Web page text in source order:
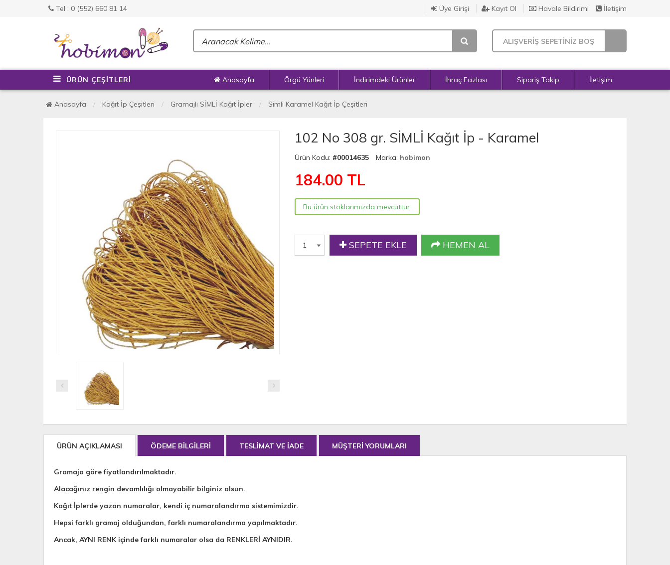
Tel : 0 (552) 660 81 14 Üye Girişi Kayıt Ol Havale Bildirimi İletişim
ALIŞVERİŞ SEPETİNİZ BOŞ
ÜRÜN ÇEŞİTLERİ Anasayfa Örgü Yünleri İndirimdeki Ürünler İhraç Fazlası Sipariş Takip İletişim
Anasayfa Kağıt İp Çeşitleri Gramajlı SİMLİ Kağıt İpler Simli Karamel Kağıt İp Çeşitleri
102 No 308 gr. SİMLİ Kağıt İp - Karamel
Ürün Kodu: #00014635 Marka: hobimon
184.00 TL
Bu ürün stoklarımızda mevcuttur.
SEPETE EKLE HEMEN AL
ÜRÜN AÇIKLAMASI ÖDEME BİLGİLERİ TESLİMAT VE İADE MÜŞTERİ YORUMLARI
Gramaja göre fiyatlandırılmaktadır.
Alacağınız rengin devamlılığı olmayabilir bilginiz olsun.
Kağıt İplerde yazan numaralar, kendi iç numaralandırma sistemimizdir.
Hepsi farklı gramaj olduğundan, farklı numaralandırma yapılmaktadır.
Ancak, AYNI RENK içinde farklı numaralar olsa da RENKLERİ AYNIDIR.